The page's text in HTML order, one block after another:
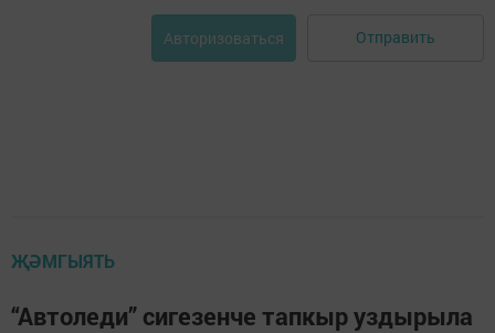
Авторизоваться Отправить
ҖӘМГЫЯТЬ
“Автоледи” сигезенче тапкыр уздырыла